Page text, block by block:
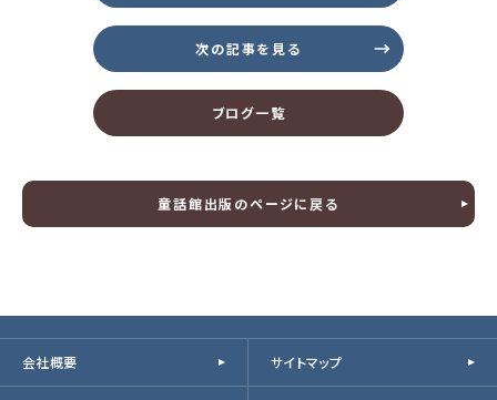
ブログ一覧
次の記事を見る
童話館出版のページに戻る
会社概要 サイトマップ